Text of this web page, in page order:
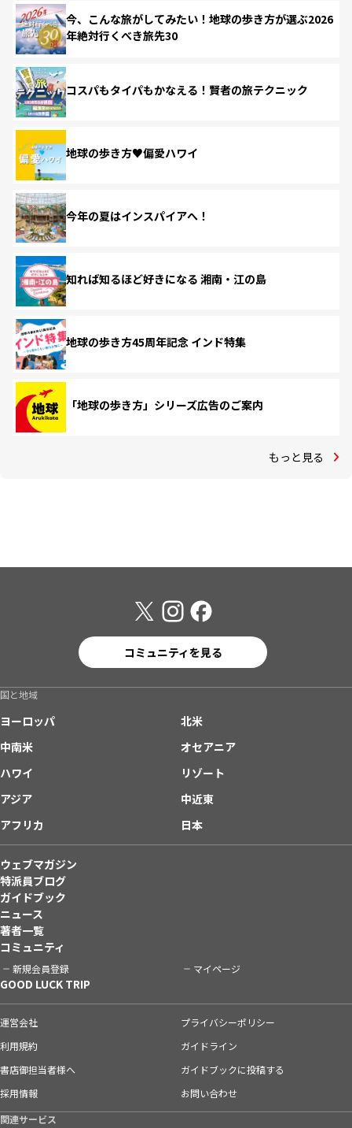
今、こんな旅がしてみたい！地球の歩き方が選ぶ2026
年絶対行くべき旅先30
コスパもタイパもかなえる！賢者の旅テクニック
地球の歩き方♥偏愛ハワイ
今年の夏はインスパイアへ！
知れば知るほど好きになる 湘南・江の島
地球の歩き方45周年記念 インド特集
「地球の歩き方」シリーズ広告のご案内
もっと見る
コミュニティを見る
国と地域
ヨーロッパ
北米
中南米
オセアニア
ハワイ
リゾート
アジア
中近東
アフリカ
日本
ウェブマガジン
特派員ブログ
ガイドブック
ニュース
著者一覧
コミュニティ
新規会員登録 マイページ
GOOD LUCK TRIP
運営会社
プライバシーポリシー
利用規約
ガイドライン
書店御担当者様へ
ガイドブックに投稿する
採用情報
お問い合わせ
関連サービス